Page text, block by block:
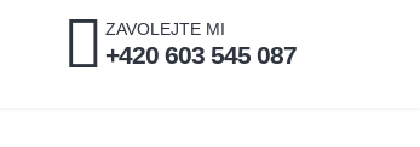
ZAVOLEJTE MI
+420 603 545 087